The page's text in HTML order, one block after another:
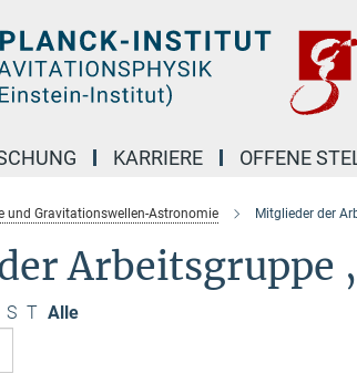
KARRIERE OFFENE
und Gravitationswellen-Astronomie Mitglieder der
Arbeitsgruppe
S T Alle